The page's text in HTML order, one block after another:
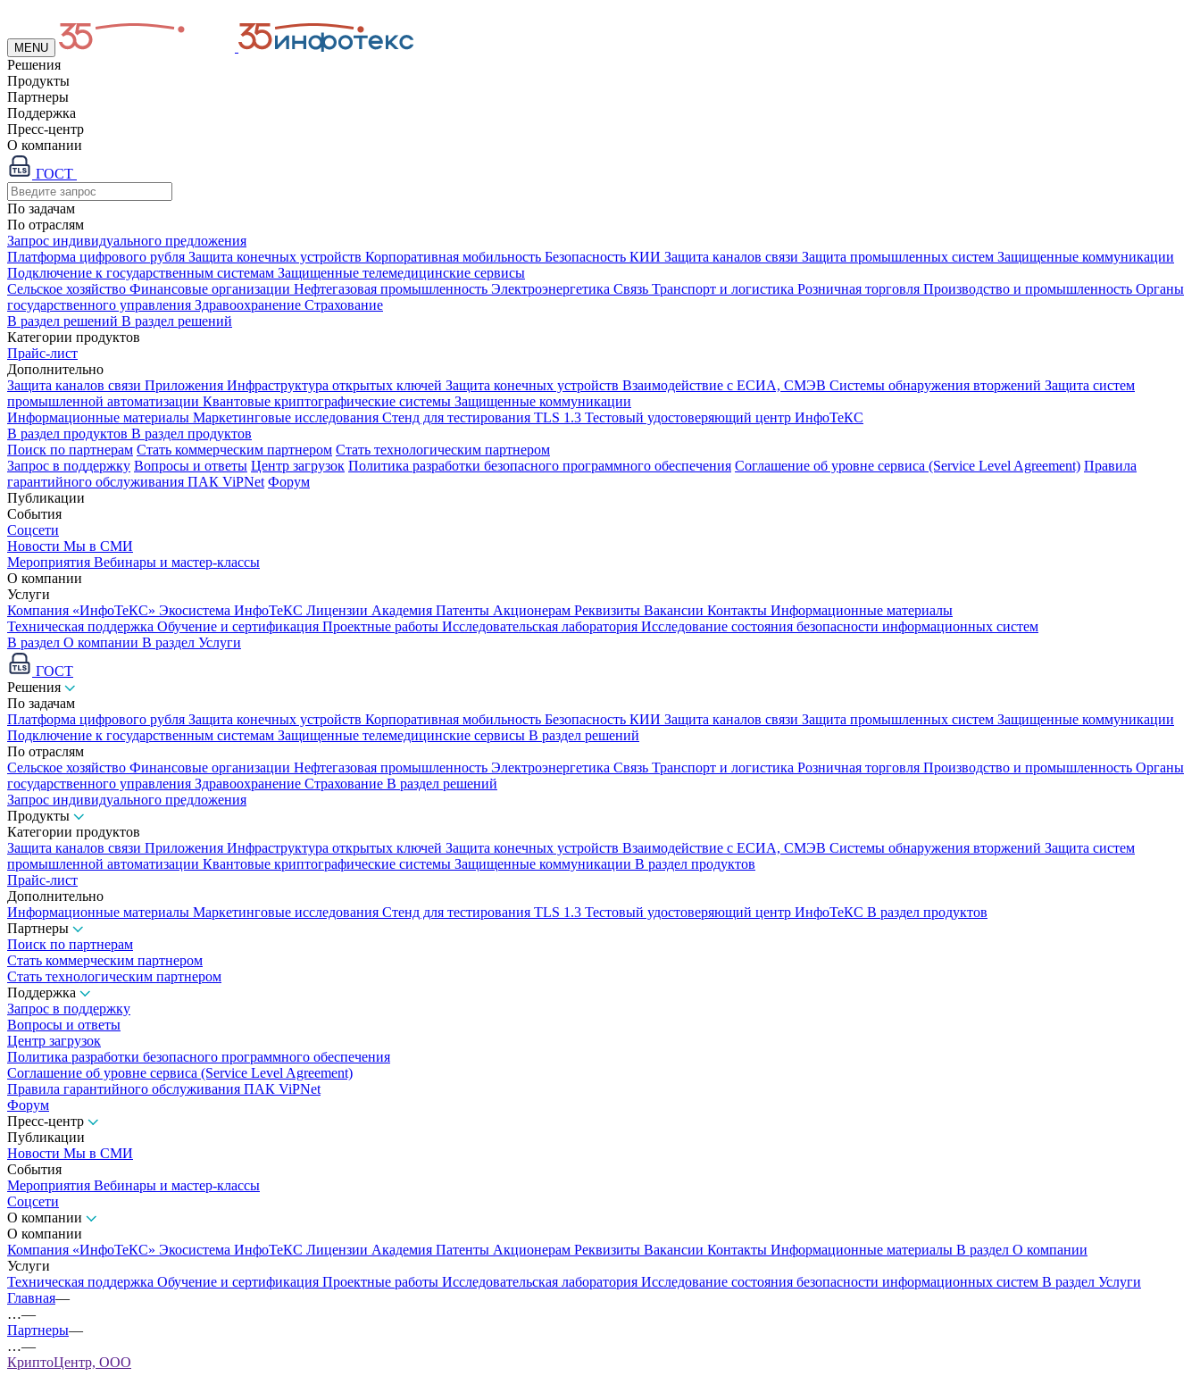
MENU
Решения
Продукты
Партнеры
Поддержка
Пресс-центр
О компании
ГОСТ
По задачам
По отраслям
Запрос индивидуального предложения
Платформа цифрового рубля Защита конечных устройств Корпоративная мобильность Безопасность КИИ Защита каналов связи Защита промышленных систем Защищенные коммуникации
Подключение к государственным системам Защищенные телемедицинские сервисы
Сельское хозяйство Финансовые организации Нефтегазовая промышленность Электроэнергетика Связь Транспорт и логистика Розничная торговля Производство и промышленность Органы
государственного управления Здравоохранение Страхование
В раздел решений В раздел решений
Категории продуктов
Прайс-лист
Дополнительно
Защита каналов связи Приложения Инфраструктура открытых ключей Защита конечных устройств Взаимодействие с ЕСИА, СМЭВ Системы обнаружения вторжений Защита систем
промышленной автоматизации Квантовые криптографические системы Защищенные коммуникации
Информационные материалы Маркетинговые исследования Стенд для тестирования TLS 1.3 Тестовый удостоверяющий центр ИнфоТеКС
В раздел продуктов В раздел продуктов
Поиск по партнерам Стать коммерческим партнером Стать технологическим партнером
Запрос в поддержку Вопросы и ответы Центр загрузок Политика разработки безопасного программного обеспечения Соглашение об уровне сервиса (Service Level Agreement) Правила
гарантийного обслуживания ПАК ViPNet Форум
Публикации
События
Соцсети
Новости Мы в СМИ
Мероприятия Вебинары и мастер-классы
О компании
Услуги
Компания «ИнфоТеКС» Экосистема ИнфоТеКС Лицензии Академия Патенты Акционерам Реквизиты Вакансии Контакты Информационные материалы
Техническая поддержка Обучение и сертификация Проектные работы Исследовательская лаборатория Исследование состояния безопасности информационных систем
В раздел О компании В раздел Услуги
ГОСТ
Решения
По задачам
Платформа цифрового рубля Защита конечных устройств Корпоративная мобильность Безопасность КИИ Защита каналов связи Защита промышленных систем Защищенные коммуникации
Подключение к государственным системам Защищенные телемедицинские сервисы В раздел решений
По отраслям
Сельское хозяйство Финансовые организации Нефтегазовая промышленность Электроэнергетика Связь Транспорт и логистика Розничная торговля Производство и промышленность Органы
государственного управления Здравоохранение Страхование В раздел решений
Запрос индивидуального предложения
Продукты
Категории продуктов
Защита каналов связи Приложения Инфраструктура открытых ключей Защита конечных устройств Взаимодействие с ЕСИА, СМЭВ Системы обнаружения вторжений Защита систем
промышленной автоматизации Квантовые криптографические системы Защищенные коммуникации В раздел продуктов
Прайс-лист
Дополнительно
Информационные материалы Маркетинговые исследования Стенд для тестирования TLS 1.3 Тестовый удостоверяющий центр ИнфоТеКС В раздел продуктов
Партнеры
Поиск по партнерам
Стать коммерческим партнером
Стать технологическим партнером
Поддержка
Запрос в поддержку
Вопросы и ответы
Центр загрузок
Политика разработки безопасного программного обеспечения
Соглашение об уровне сервиса (Service Level Agreement)
Правила гарантийного обслуживания ПАК ViPNet
Форум
Пресс-центр
Публикации
Новости Мы в СМИ
События
Мероприятия Вебинары и мастер-классы
Соцсети
О компании
О компании
Компания «ИнфоТеКС» Экосистема ИнфоТеКС Лицензии Академия Патенты Акционерам Реквизиты Вакансии Контакты Информационные материалы В раздел О компании
Услуги
Техническая поддержка Обучение и сертификация Проектные работы Исследовательская лаборатория Исследование состояния безопасности информационных систем В раздел Услуги
Главная—
…—
Партнеры—
…—
КриптоЦентр, ООО